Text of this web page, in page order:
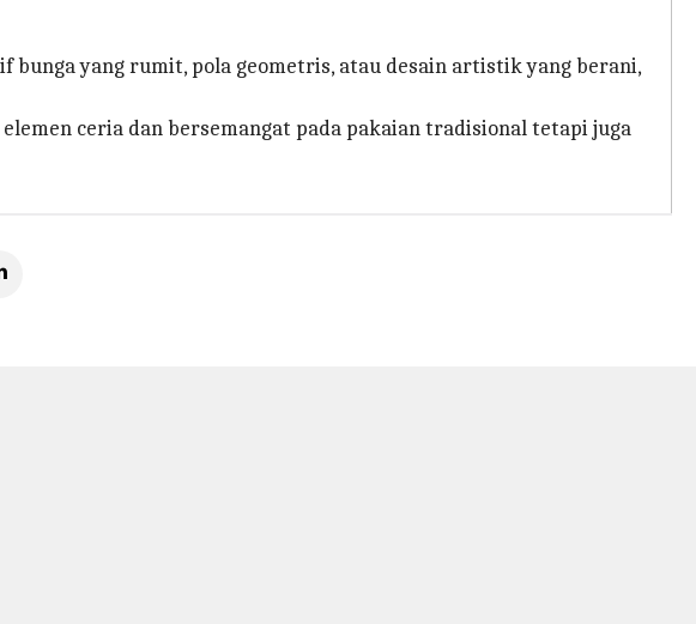
bunga yang rumit, pola geometris, atau desain artistik yang berani,
ceria dan bersemangat pada pakaian tradisional tetapi juga